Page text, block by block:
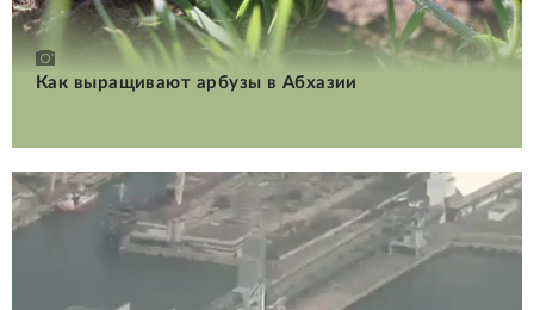
Как выращивают арбузы в Абхазии